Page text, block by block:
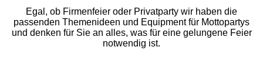
Egal, ob Firmenfeier oder Privatparty wir haben die
passenden Themenideen und Equipment für Mottopartys
und denken für Sie an alles, was für eine gelungene Feier
notwendig ist.